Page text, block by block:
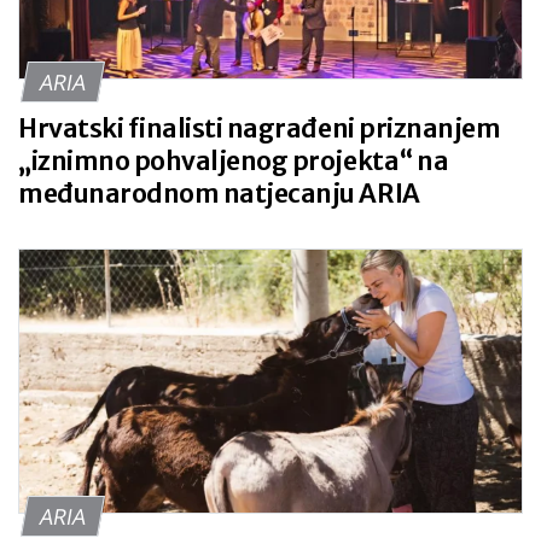
ARIA
Hrvatski finalisti nagrađeni priznanjem
„iznimno pohvaljenog projekta“ na
međunarodnom natjecanju ARIA
ARIA